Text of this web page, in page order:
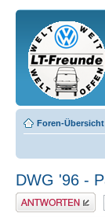
Foren-Übersicht
DWG '96 -
Antwort erstellen